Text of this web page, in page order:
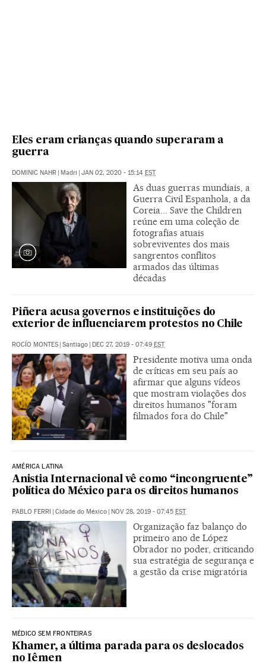
Eles eram crianças quando superaram a
guerra
DOMINIC NAHR | Madri | JAN 02, 2020 - 15:14 EST
As duas guerras mundiais, a
Guerra Civil Espanhola, a da
Coreia... Save the Children
reúne em uma coleção de
fotografias atuais
sobreviventes dos mais
sangrentos conflitos
armados das últimas
décadas
Piñera acusa governos e instituições do
exterior de influenciarem protestos no Chile
ROCÍO MONTES | Santiago | DEC 27, 2019 - 07:49 EST
Presidente motiva uma onda
de críticas em seu país ao
afirmar que alguns vídeos
que mostram violações dos
direitos humanos "foram
filmados fora do Chile"
AMÉRICA LATINA
Anistia Internacional vê como “incongruente”
política do México para os direitos humanos
PABLO FERRI | Cidade do México | NOV 28, 2019 - 07:45 EST
Organização faz balanço do
primeiro ano de López
Obrador no poder, criticando
sua estratégia de segurança e
a gestão da crise migratória
MÉDICO SEM FRONTEIRAS
Khamer, a última parada para os deslocados
no Iêmen